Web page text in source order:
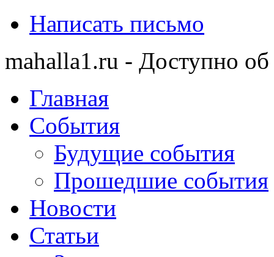
Написать письмо
mahalla1.ru - Доступно об
Главная
События
Будущие события
Прошедшие события
Новости
Статьи